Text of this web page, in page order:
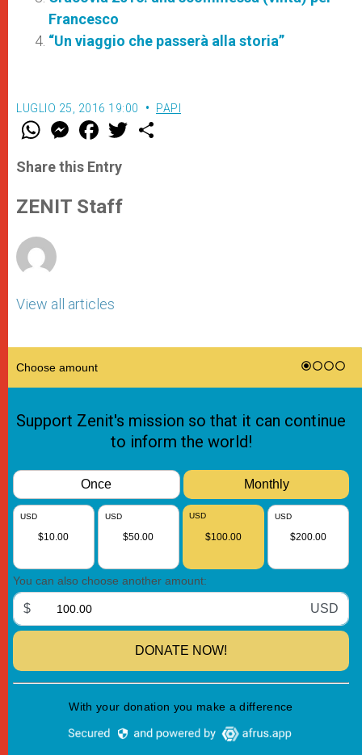
Francesco
“Un viaggio che passerà alla storia”
LUGLIO 25, 2016 19:00 PAPI
W
t
s
p
p
M
e
s
e
g
e
F
a
e
b
o
k
w
Share this Entry
ZENIT Staff
View all articles